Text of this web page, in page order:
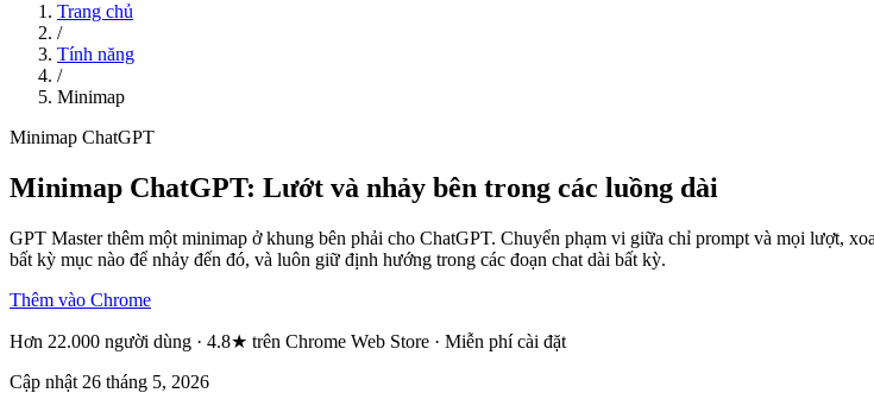
Trang chủ
/
Tính năng
/
Minimap
Minimap ChatGPT
Minimap ChatGPT: Lướt và nhảy bên trong các luồng dài
GPT Master thêm một minimap ở khung bên phải cho ChatGPT. Chuyển phạm vi giữa chỉ prompt và mọi lượt,
bất kỳ mục nào để nhảy đến đó, và luôn giữ định hướng trong các đoạn chat dài bất kỳ.
Thêm vào Chrome
Hơn 22.000 người dùng · 4.8★ trên Chrome Web Store · Miễn phí cài đặt
Cập nhật 26 tháng 5, 2026